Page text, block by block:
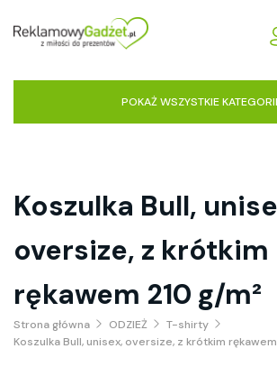
POKAŻ WSZYSTKIE
Koszulka Bull,
oversize, z krótkim
rękawem 210 g/m²
Strona główna ODZIEŻ
T-shirty
Koszulka Bull, unisex, oversize, z krótkim rękawem